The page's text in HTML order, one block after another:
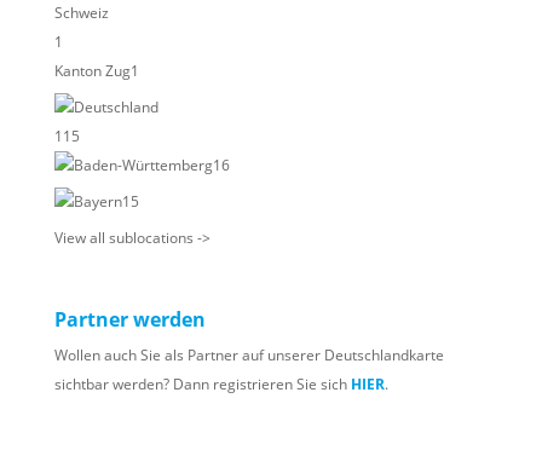
Schweiz
1
Kanton Zug1
Deutschland
115
Baden-Württemberg16
Bayern15
View all sublocations ->
Partner werden
Wollen auch Sie als Partner auf unserer Deutschlandkarte
sichtbar werden? Dann registrieren Sie sich HIER.